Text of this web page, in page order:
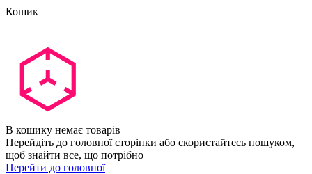
Кошик
В кошику немає товарів
Перейдіть до головної сторінки або скористайтесь пошуком,
щоб знайти все, що потрібно
Перейти до головної